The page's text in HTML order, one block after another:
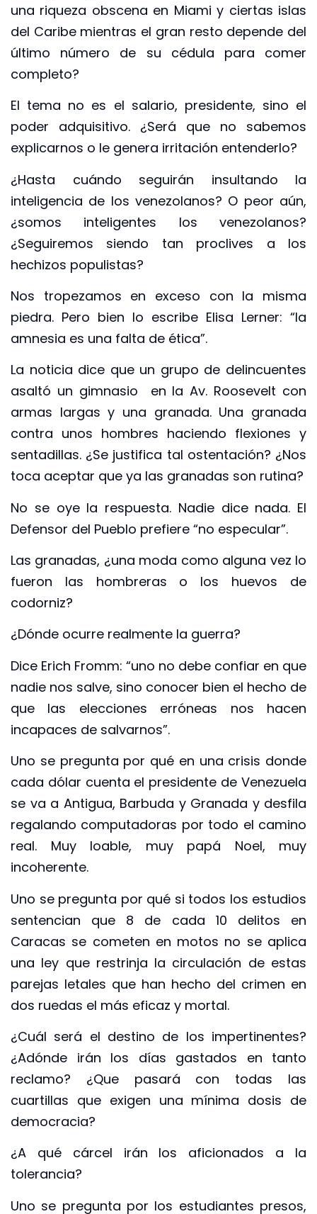
una riqueza obscena en Miami y ciertas islas
del Caribe mientras el gran resto depende del
último número de su cédula para comer
completo?
El tema no es el salario, presidente, sino el
poder adquisitivo. ¿Será que no sabemos
explicarnos o le genera irritación entenderlo?
¿Hasta cuándo seguirán insultando la
inteligencia de los venezolanos? O peor aún,
¿somos inteligentes los venezolanos?
¿Seguiremos siendo tan proclives a los
hechizos populistas?
Nos tropezamos en exceso con la misma
piedra. Pero bien lo escribe Elisa Lerner: “la
amnesia es una falta de ética”.
La noticia dice que un grupo de delincuentes
asaltó un gimnasio en la Av. Roosevelt con
armas largas y una granada. Una granada
contra unos hombres haciendo flexiones y
sentadillas. ¿Se justifica tal ostentación? ¿Nos
toca aceptar que ya las granadas son rutina?
No se oye la respuesta. Nadie dice nada. El
Defensor del Pueblo prefiere “no especular”.
Las granadas, ¿una moda como alguna vez lo
fueron las hombreras o los huevos de
codorniz?
¿Dónde ocurre realmente la guerra?
Dice Erich Fromm: “uno no debe confiar en que
nadie nos salve, sino conocer bien el hecho de
que las elecciones erróneas nos hacen
incapaces de salvarnos”.
Uno se pregunta por qué en una crisis donde
cada dólar cuenta el presidente de Venezuela
se va a Antigua, Barbuda y Granada y desfila
regalando computadoras por todo el camino
real. Muy loable, muy papá Noel, muy
incoherente.
Uno se pregunta por qué si todos los estudios
sentencian que 8 de cada 10 delitos en
Caracas se cometen en motos no se aplica
una ley que restrinja la circulación de estas
parejas letales que han hecho del crimen en
dos ruedas el más eficaz y mortal.
¿Cuál será el destino de los impertinentes?
¿Adónde irán los días gastados en tanto
reclamo? ¿Que pasará con todas las
cuartillas que exigen una mínima dosis de
democracia?
¿A qué cárcel irán los aficionados a la
tolerancia?
Uno se pregunta por los estudiantes presos,